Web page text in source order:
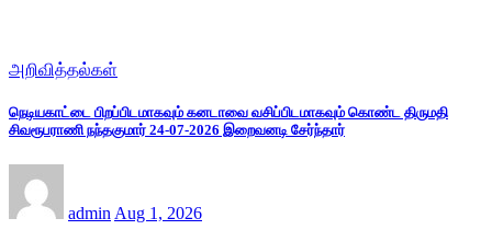
அறிவித்தல்கள்
நெடியகாட்டை பிறப்பிடமாகவும் கனடாவை வசிப்பிடமாகவும் கொண்ட திருமதி
சிவரூபராணி நந்தகுமார் 24-07-2026 இறைவனடி சேர்ந்தார்
admin Aug 1, 2026